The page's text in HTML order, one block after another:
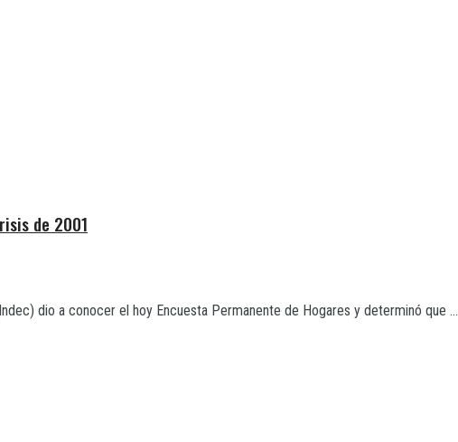
de 2001
dio a conocer el hoy Encuesta Permanente de Hogares y determinó que ...